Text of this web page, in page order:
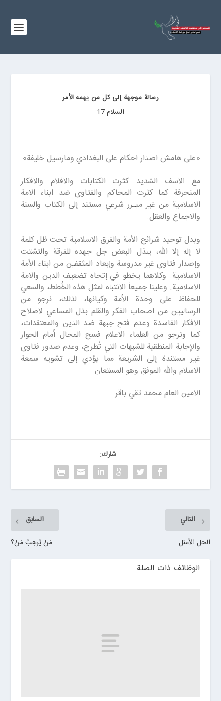
رسالة موجهة إلى كل من يهمه الأمر
السلام 17
«على هامش اصدار احكام على البغدادي ومارسيل خليفة»
مع الاسف الشديد كثرت الكتابات والافلام والافكار
المنحرفة كما كثرت المحاكم والفتاوى ضد ابناء الامة
الاسلامية من غير مبـرر شرعي مستند إلى الكتاب والسنة
والاجماع والعقل.
وبدل توحيد شرائح الأمة والفرق الاسلامية تحت ظل كلمة
لا إله إلا الله، يبذل البعض جل جهده للفرقة والتشتت
وإصدار فتاوى غير مدروسة وإبعاد المثقفين من ابناء الأمة
الاسلامية. وكلاهما يخطو في إتجاه تضعيف الدين والامة
الاسلامية. وعلينا جميعاً الانتباه لمثل هذه الخُطط، والسعي
للحفاظ على وحدة الأمة وكيانها، لذلك، نرجو من
الرساليين من اصحاب الفكر والقلم بذل المساعي لاصلاح
الافكار الفاسدة وعدم فتح جبهة ضد الدين والمعتقدات،
كما ونرجو من العلماء الاعلام فسح المجال أمام الحوار
والإجابة المنطقية للشبهات التي تُطرح، وعدم صدور فتاوى
غير مستندة إلى الشريعة مما يؤدي إلى تشويه سمعة
الاسلام والله الموفق وهو المستعان
الامين العام محمد تقي باقر
شارك:
السابق
مَنْ يُرهِبُ مَنْ؟
التالي
الحل الأمثل
الوظائف ذات الصلة